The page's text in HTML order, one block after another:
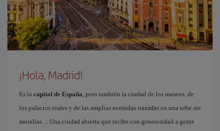
¡Hola, Madrid!
Es la capital de España, pero también la ciudad de los museos, de
los palacios reales y de las amplias avenidas trazadas en una urbe sin
murallas… Una ciudad abierta que recibe con generosidad a gente